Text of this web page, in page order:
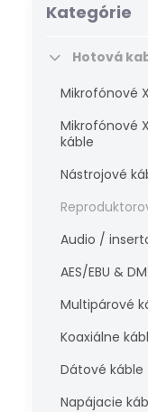
Kategórie
Hotová
Mikrofónové
Mikrofónové
káble
Nástrojové
Audio /
AES/EBU &
Multipárové
Koaxiálne
Dátové káble
Napájacie